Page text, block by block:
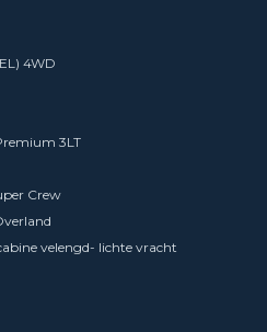
4WD
3LT
Crew
velengd- lichte vracht